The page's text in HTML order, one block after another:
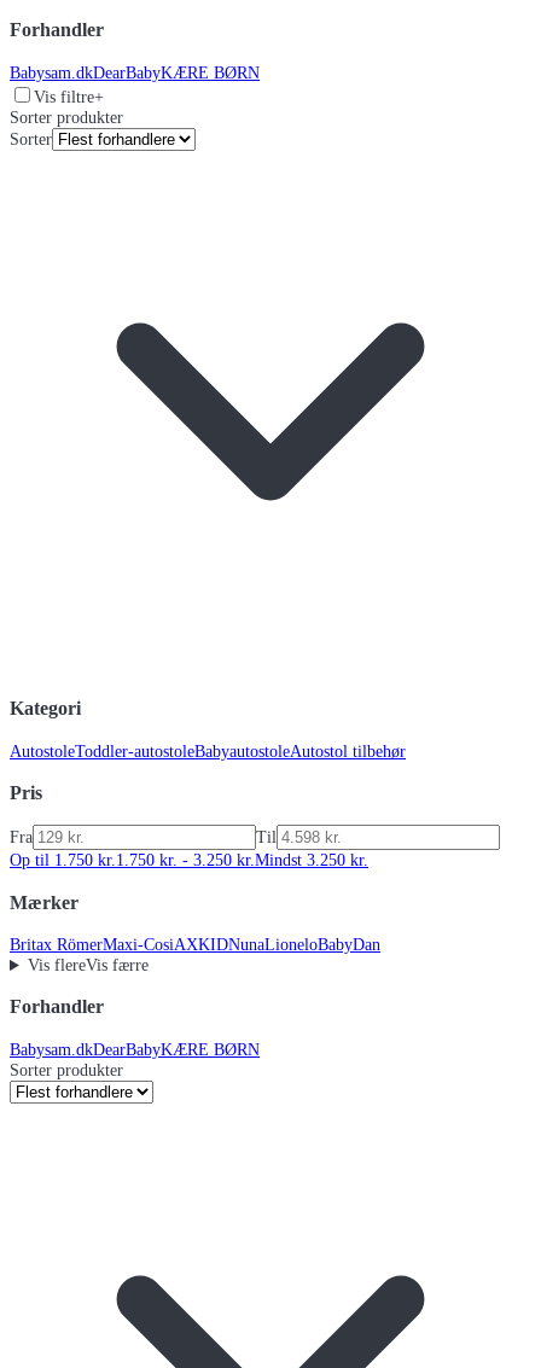
Forhandler
Babysam.dkDearBabyKÆRE BØRN
Vis filtre+
Sorter produkter
Sorter
Kategori
AutostoleToddler-autostoleBabyautostoleAutostol tilbehør
Pris
Fra
Til
Op til 1.750 kr.1.750 kr. - 3.250 kr.Mindst 3.250 kr.
Mærker
Britax RömerMaxi-CosiAXKIDNunaLioneloBabyDan
Vis flereVis færre
Forhandler
Babysam.dkDearBabyKÆRE BØRN
Sorter produkter